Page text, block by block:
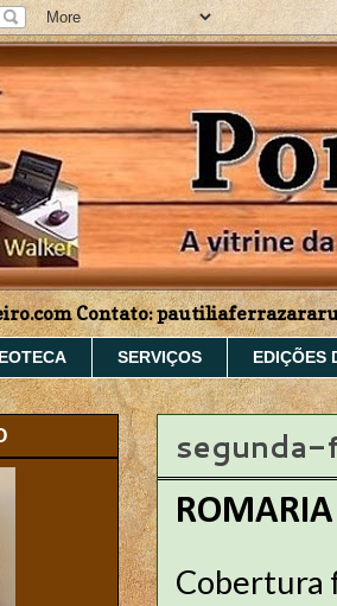
Contato:
SERVIÇOS EDIÇÕES
ROMARIA
Cobertura